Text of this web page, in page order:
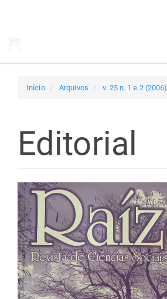
Início Arquivos v. 25 n. 1 e 2 (2006)
Editorial
Barra
lateral
de
artigos